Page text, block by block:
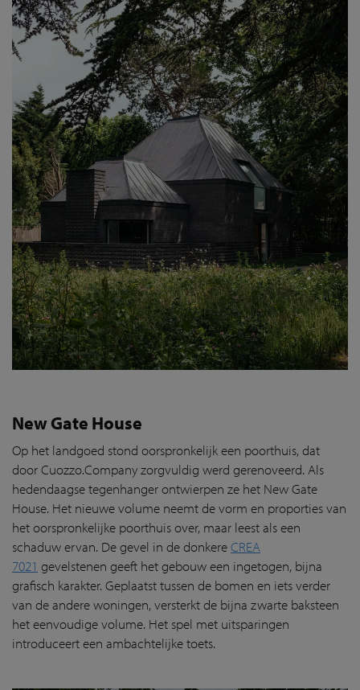
New Gate House
Op het landgoed stond oorspronkelijk een poorthuis, dat
door Cuozzo.Company zorgvuldig werd gerenoveerd. Als
hedendaagse tegenhanger ontwierpen ze het New Gate
House. Het nieuwe volume neemt de vorm en proporties van
het oorspronkelijke poorthuis over, maar leest als een
schaduw ervan. De gevel in de donkereCREA
7021 gevelstenen geeft het gebouw een ingetogen, bijna
grafisch karakter. Geplaatst tussen de bomen en iets verder
van de andere woningen, versterkt de bijna zwarte baksteen
het eenvoudige volume. Het spel met uitsparingen
introduceert een ambachtelijke toets.